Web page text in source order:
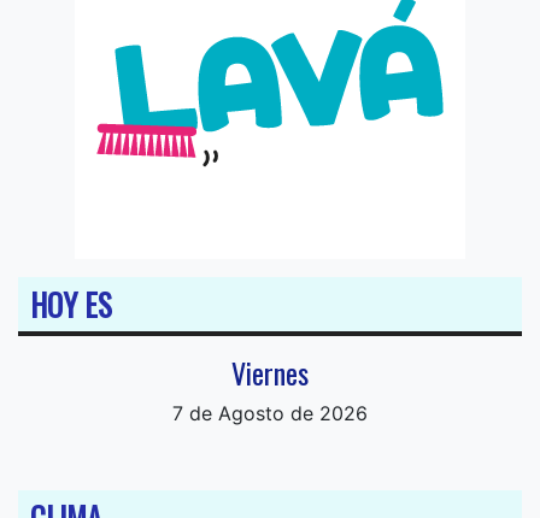
HOY ES
Viernes
7 de Agosto de 2026